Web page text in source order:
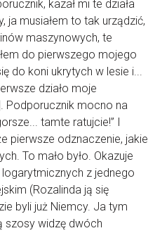
kazał mi te działa
ja musiałem to tak urządzić,
maszynowych, te
do pierwszego mojego
do koni ukrytych w lesie i...
działo moje
Podporucznik mocno na
tamte ratujcie!” I
pierwsze odznaczenie, jakie
To mało było. Okazuje
z jednego
(Rozalinda ją się
byli już Niemcy. Ja tym
szosy widzę dwóch